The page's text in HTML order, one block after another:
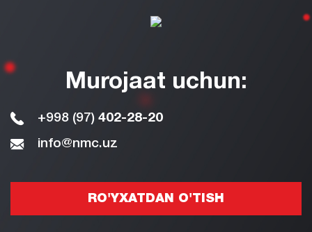
Murojaat uchun:
+998 (97) 402-28-20
info@nmc.uz
RO'YXATDAN O'TISH